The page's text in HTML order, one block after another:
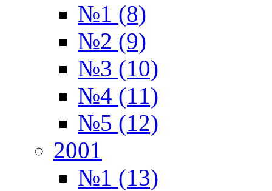
№1 (8)
№2 (9)
№3 (10)
№4 (11)
№5 (12)
2001
№1 (13)